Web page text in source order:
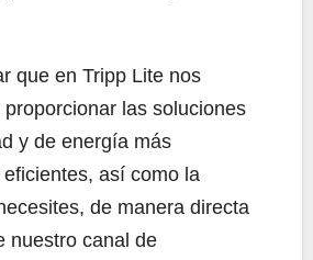
que en Tripp Lite nos
las soluciones
y de energía más
así como la
de manera directa
nuestro canal de